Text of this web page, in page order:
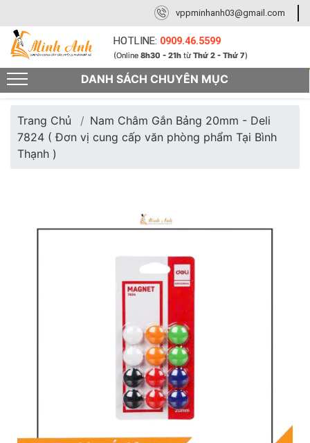
DANH SÁCH CHUYÊN MỤC
vppminhanh03@gmail.com
HOTLINE: 0909.46.5599
(Online8h30 - 21h từThứ 2 - Thứ 7)
Trang Chủ
Nam Châm Gắn Bảng 20mm - Deli
7824 ( Đơn vị cung cấp văn phòng phẩm Tại Bình
Thạnh )